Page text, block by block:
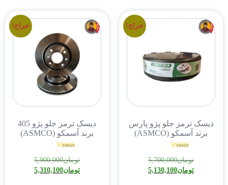
حراج!
دیسک ترمز جلو پژو پارس
برند آسمکو (ASMCO)
5.00
از 5
تومان5,700,000
تومان5,130,100
حراج!
دیسک ترمز جلو پژو 405
برند آسمکو (ASMCO)
5.00
از 5
تومان5,900,000
تومان5,310,100